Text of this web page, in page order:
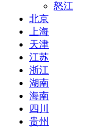
怒江
北京
上海
天津
江苏
浙江
湖南
海南
四川
贵州